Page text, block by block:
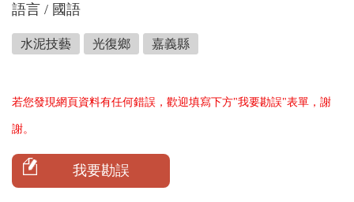
語言
國語
水泥技藝 光復鄉 嘉義縣
若您發現網頁資料有任何錯誤，歡迎填寫下方"我要勘誤"表單，謝
謝。
我要勘誤